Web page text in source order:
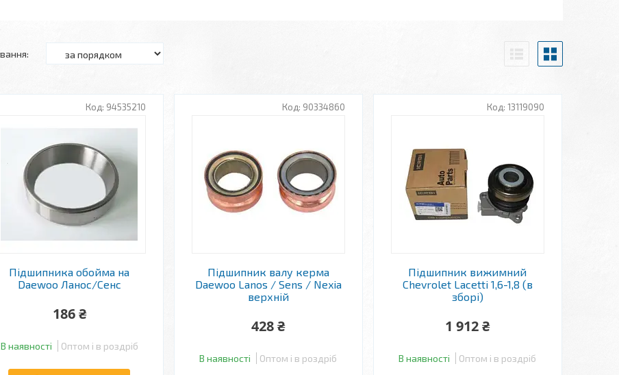
94535210
Підшипника обойма на
Daewoo Ланос/Сенс
186 ₴
В наявності Оптом і в роздріб
90334860
Підшипник валу керма
Daewoo Lanos / Sens / Nexia
верхній
428 ₴
В наявності Оптом і в роздріб
13119090
Підшипник вижимний
Chevrolet Lacetti 1,6-1,8 (в
зборі)
1 912 ₴
В наявності Оптом і в роздріб